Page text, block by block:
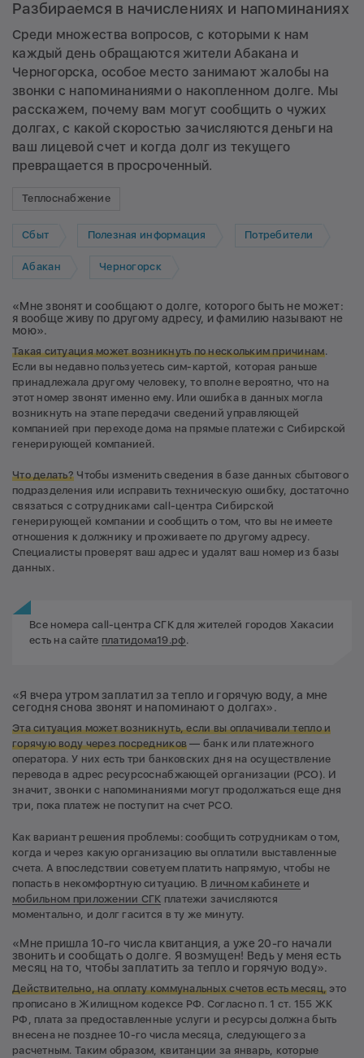
Разбираемся в начислениях и напоминаниях
Среди множества вопросов, с которыми к нам
каждый день обращаются жители Абакана и
Черногорска, особое место занимают жалобы на
звонки с напоминаниями о накопленном долге. Мы
расскажем, почему вам могут сообщить о чужих
долгах, с какой скоростью зачисляются деньги на
ваш лицевой счет и когда долг из текущего
превращается в просроченный.
Теплоснабжение
Сбыт Полезная информация Потребители
Абакан Черногорск
«Мне звонят и сообщают о долге, которого быть не может:
я вообще живу по другому адресу, и фамилию называют не
мою».
Такая ситуация может возникнуть по нескольким причинам.
Если вы недавно пользуетесь сим-картой, которая раньше
принадлежала другому человеку, то вполне вероятно, что на
этот номер звонят именно ему. Или ошибка в данных могла
возникнуть на этапе передачи сведений управляющей
компанией при переходе дома на прямые платежи с Сибирской
генерирующей компанией.
Что делать?Чтобы изменить сведения в базе данных сбытового
подразделения или исправить техническую ошибку, достаточно
связаться с сотрудниками call-центра Сибирской
генерирующей компании и сообщить о том, что вы не имеете
отношения к должнику и проживаете по другому адресу.
Специалисты проверят ваш адрес и удалят ваш номер из базы
данных.
Все номера call-центра СГК для жителей городов Хакасии
есть на сайте платидома19.рф.
«Я вчера утром заплатил за тепло и горячую воду, а мне
сегодня снова звонят и напоминают о долгах».
Эта ситуация может возникнуть, если вы оплачивали тепло и
горячую воду через посредников — банк или платежного
оператора. У них есть три банковских дня на осуществление
перевода в адрес ресурсоснабжающей организации (РСО). И
значит, звонки с напоминаниями могут продолжаться еще дня
три, пока платеж не поступит на счет РСО.
Как вариант решения проблемы: сообщить сотрудникам о том,
когда и через какую организацию вы оплатили выставленные
счета. А впоследствии советуем платить напрямую, чтобы не
попасть в некомфортную ситуацию. В личном кабинете и
мобильном приложении СГК платежи зачисляются
моментально, и долг гасится в ту же минуту.
«Мне пришла 10-го числа квитанция, а уже 20-го начали
звонить и сообщать о долге. Я возмущен! Ведь у меня есть
месяц на то, чтобы заплатить за тепло и горячую воду».
Действительно, на оплату коммунальных счетов есть месяц, это
прописано в Жилищном кодексе РФ. Согласно п. 1 ст. 155 ЖК
РФ, плата за предоставленные услуги и ресурсы должна быть
внесена не позднее 10-го числа месяца, следующего за
расчетным. Таким образом, квитанции за январь, которые